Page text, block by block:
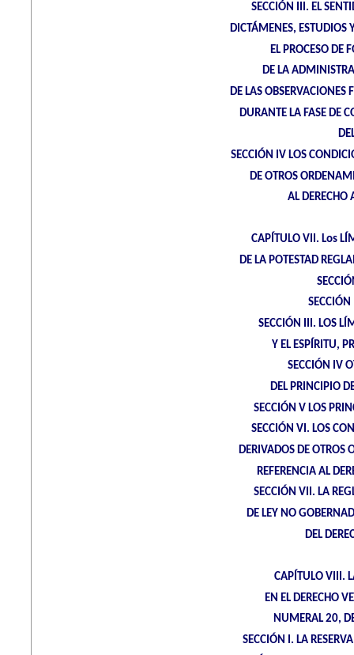
SECCIÓN III. EL
DICTÁMENES, ESTUDIOS
EL PROCESO DE
DE LA
DE LAS OBSERVACIONES
DURANTE LA FASE DE
SECCIÓN IV LOS
DE OTROS
AL DERECHO
CAPÍTULO VII. Los
DE LA POTESTAD
SECCIÓN
SECCIÓN III. LOS
Y EL ESPÍRITU,
SECCIÓN IV
DEL PRINCIPIO
SECCIÓN V LOS
SECCIÓN VI. LOS
DERIVADOS DE OTROS
REFERENCIA AL
SECCIÓN VII. LA
DE LEY NO
DEL
CAPÍTULO VIII.
EN EL DERECHO
NUMERAL 20,
SECCIÓN I. LA